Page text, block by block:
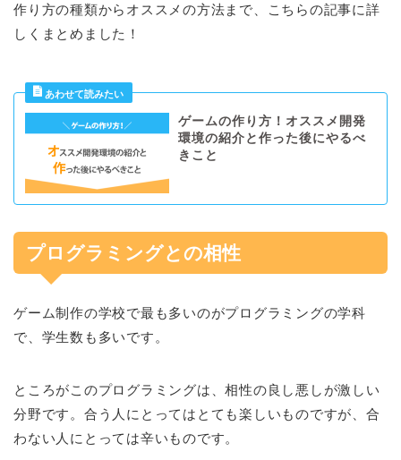
作り方の種類からオススメの方法まで、こちらの記事に詳
しくまとめました！
ゲームの作り方！オススメ開発
環境の紹介と作った後にやるべ
きこと
プログラミングとの相性
ゲーム制作の学校で最も多いのがプログラミングの学科
で、学生数も多いです。
ところがこのプログラミングは、相性の良し悪しが激しい
分野です。合う人にとってはとても楽しいものですが、合
わない人にとっては辛いものです。